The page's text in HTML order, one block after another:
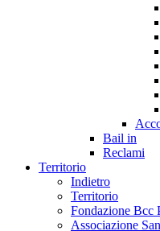
Bail in
Reclami
Territorio
Indietro
Territorio
Fondazione Bcc
Associazione